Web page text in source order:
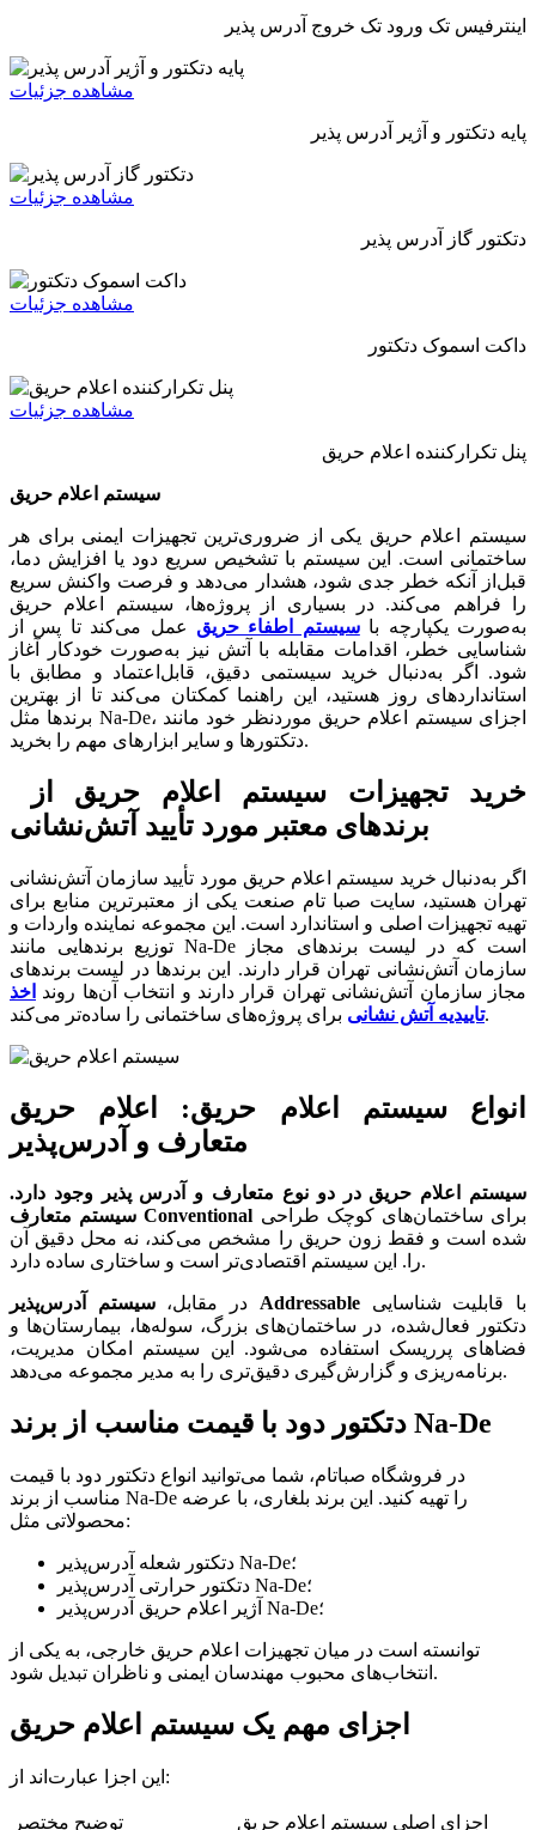
اینترفیس تک ورود تک خروج آدرس پذیر
مشاهده جزئیات
پایه دتکتور و آژیر آدرس پذیر
مشاهده جزئیات
دتکتور گاز آدرس پذیر
مشاهده جزئیات
داکت اسموک دتکتور
مشاهده جزئیات
پنل تکرارکننده اعلام حریق
سیستم اعلام حریق
سیستم اعلام حریق یکی از ضروری‌ترین تجهیزات ایمنی برای هر
ساختمانی است. این سیستم با تشخیص سریع دود یا افزایش دما،
قبل‌از آنکه خطر جدی شود، هشدار می‌دهد و فرصت واکنش سریع
را فراهم می‌کند. در بسیاری از پروژه‌ها، سیستم اعلام حریق
به‌صورت یکپارچه باسیستم اطفاء حریق عمل می‌کند تا پس از
شناسایی خطر، اقدامات مقابله با آتش نیز به‌صورت خودکار آغاز
شود. اگر به‌دنبال خرید سیستمی دقیق، قابل‌اعتماد و مطابق با
استانداردهای روز هستید، این راهنما کمکتان می‌کند تا از بهترین
برندها مثل Na-De، اجزای سیستم اعلام حریق موردنظر خود مانند
دتکتورها و سایر ابزارهای مهم را بخرید.
برندهای معتبر مورد تأیید آتش‌نشانی
اگر به‌دنبال خرید سیستم اعلام حریق مورد تأیید سازمان آتش‌نشانی
تهران هستید، سایت صبا تام صنعت یکی از معتبرترین منابع برای
تهیه تجهیزات اصلی و استاندارد است. این مجموعه نماینده واردات و
توزیع برندهایی مانند Na-De است که در لیست برندهای مجاز
سازمان آتش‌نشانی تهران قرار دارند. این برندها در لیست برندهای
مجاز سازمان آتش‌نشانی تهران قرار دارند و انتخاب آن‌ها روند اخذ
تاییدیه آتش نشانیبرای پروژه‌های ساختمانی را ساده‌تر می‌کند.
انواع سیستم اعلام حریق: اعلام حریق
متعارف و آدرس‌پذیر
سیستم اعلام حریق در دو نوع متعارف و آدرس پذیر وجود دارد.
سیستم متعارف Conventional
شده است و فقط زون حریق را مشخص می‌کند، نه محل دقیق آن
را. این سیستم اقتصادی‌تر است و ساختاری ساده دارد.
در مقابل، سیستم آدرس‌پذیر Addressableبا قابلیت شناسایی
دتکتور فعال‌شده، در ساختمان‌های بزرگ، سوله‌ها، بیمارستان‌ها و
فضاهای پرریسک استفاده می‌شود. این سیستم امکان مدیریت،
برنامه‌ریزی و گزارش‌گیری دقیق‌تری را به مدیر مجموعه می‌دهد.
دتکتور دود با قیمت مناسب از برند Na-De
در فروشگاه صباتام، شما می‌توانید انواع دتکتور دود با قیمت
مناسب از برند Na-De را تهیه کنید. این برند بلغاری، با عرضه
محصولاتی مثل:
دتکتور شعله آدرس‌پذیر Na-De؛
دتکتور حرارتی آدرس‌پذیر Na-De؛
آژیر اعلام حریق آدرس‌پذیر Na-De؛
توانسته است در میان تجهیزات اعلام حریق خارجی، به یکی از
انتخاب‌های محبوب مهندسان ایمنی و ناظران تبدیل شود.
اجزای مهم یک سیستم اعلام حریق
این اجزا عبارت‌اند از:
توضیح مختصر اجزای اصلی سیستم اعلام حریق